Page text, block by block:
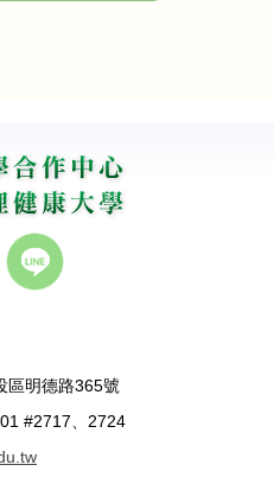
區明德路365號
#2717、2724